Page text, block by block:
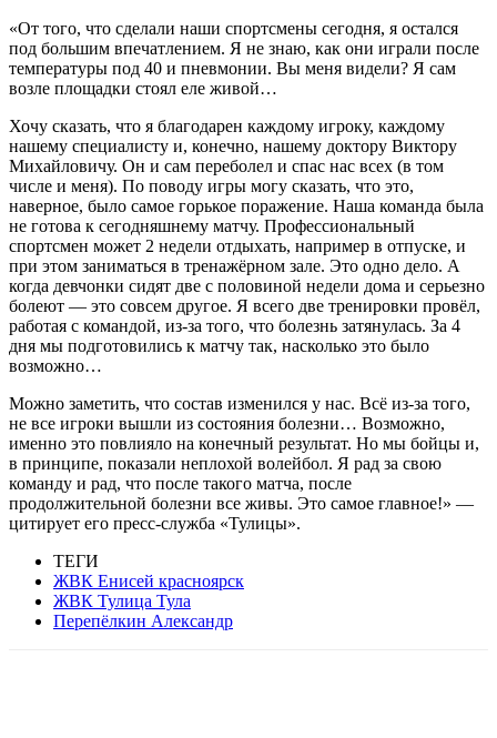
«От того, что сделали наши спортсмены сегодня, я остался
под большим впечатлением. Я не знаю, как они играли после
температуры под 40 и пневмонии. Вы меня видели? Я сам
возле площадки стоял еле живой…
Хочу сказать, что я благодарен каждому игроку, каждому
нашему специалисту и, конечно, нашему доктору Виктору
Михайловичу. Он и сам переболел и спас нас всех (в том
числе и меня). По поводу игры могу сказать, что это,
наверное, было самое горькое поражение. Наша команда была
не готова к сегодняшнему матчу. Профессиональный
спортсмен может 2 недели отдыхать, например в отпуске, и
при этом заниматься в тренажёрном зале. Это одно дело. А
когда девчонки сидят две с половиной недели дома и серьезно
болеют — это совсем другое. Я всего две тренировки провёл,
работая с командой, из-за того, что болезнь затянулась. За 4
дня мы подготовились к матчу так, насколько это было
возможно…
Можно заметить, что состав изменился у нас. Всё из-за того,
не все игроки вышли из состояния болезни… Возможно,
именно это повлияло на конечный результат. Но мы бойцы и,
в принципе, показали неплохой волейбол. Я рад за свою
команду и рад, что после такого матча, после
продолжительной болезни все живы. Это самое главное!» —
цитирует его пресс-служба «Тулицы».
ТЕГИ
ЖВК Енисей красноярск
ЖВК Тулица Тула
Перепёлкин Александр